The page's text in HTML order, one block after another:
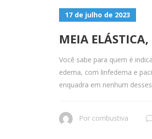
17 de julho de 2023
MEIA
Você sabe para quem é
edema, com linfedema e
enquadra em nenhum
Por combustiva